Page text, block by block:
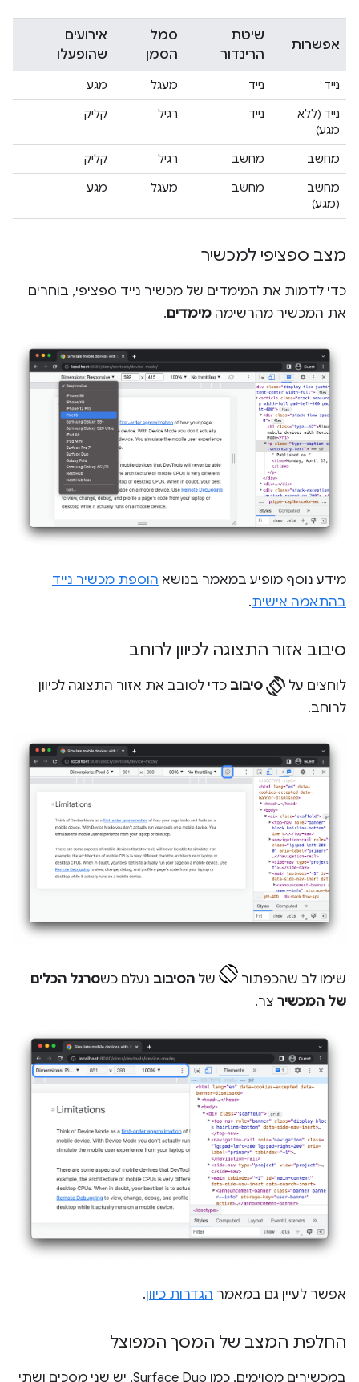
אפשרות
שיטת
הרינדור
סמל
הסמן
אירועים
שהופעלו
נייד נייד מעגל
מגע
נייד (ללא
מגע)
נייד רגיל קליק
מחשב מחשב רגיל
קליק
מחשב
(מגע)
מחשב מעגל מגע
מצב ספציפי למכשיר
כדי לדמות את המימדים של מכשיר נייד ספציפי, בוחרים
את המכשיר מהרשימה מימדים.
מידע נוסף מופיע במאמר בנושא הוספת מכשיר נייד
בהתאמה אישית.
סיבוב אזור התצוגה לכיוון לרוחב
לוחצים על screen_rotation סיבוב כדי לסובב את אזור התצוגה לכיוון
לרוחב.
שימו לב שהכפתור של הסיבוב נעלם כשסרגל הכלים
של המכשיר צר.
אפשר לעיין גם במאמר הגדרות כיוון.
החלפת המצב של המסך המפוצל
במכשירים מסוימים, כמו Surface Duo, יש שני מסכים ושתי